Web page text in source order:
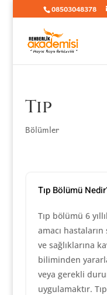
08503048378
Tıp
Bölümler
Tıp Bölümü
Tıp bölümü 6
amacı
ve sağlıklarına
biliminden
veya gerekli
uygulamaktır.